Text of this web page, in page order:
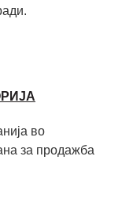
во
за продажба